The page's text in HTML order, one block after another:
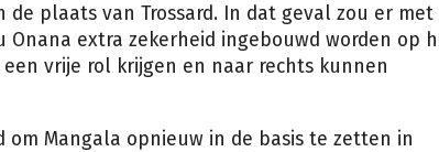
plaats van Trossard. In dat geval zou er met
Onana extra zekerheid ingebouwd worden op
vrije rol krijgen en naar rechts kunnen
Mangala opnieuw in de basis te zetten in